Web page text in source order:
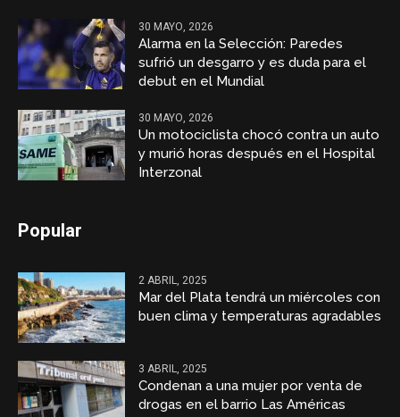
30 MAYO, 2026
Alarma en la Selección: Paredes
sufrió un desgarro y es duda para el
debut en el Mundial
30 MAYO, 2026
Un motociclista chocó contra un auto
y murió horas después en el Hospital
Interzonal
Popular
2 ABRIL, 2025
Mar del Plata tendrá un miércoles con
buen clima y temperaturas agradables
3 ABRIL, 2025
Condenan a una mujer por venta de
drogas en el barrio Las Américas